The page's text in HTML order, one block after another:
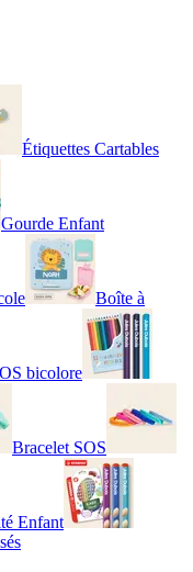
Étiquettes Cartables
Gourde Enfant
Boîte à
bicolore
Bracelet SOS
Enfant